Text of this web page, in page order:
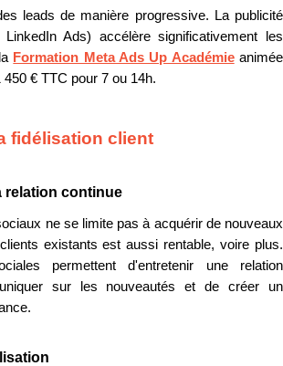
leads de manière progressive. La publicité
Ads) accélère significativement les
Formation Meta Ads Up Académieanimée
€ TTC pour 7 ou 14h.
fidélisation client
relation continue
ne se limite pas à acquérir de nouveaux
existants est aussi rentable, voire plus.
permettent d'entretenir une relation
sur les nouveautés et de créer un